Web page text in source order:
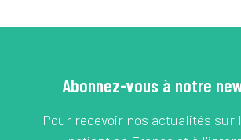
Abonnez-vous à notre
Pour recevoir nos actualités sur